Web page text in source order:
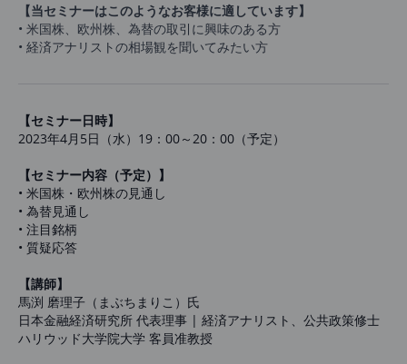
【当セミナーはこのようなお客様に適しています】
• 米国株、欧州株、為替の取引に興味のある方
• 経済アナリストの相場観を聞いてみたい方
【セミナー日時】
2023年4月5日（水）19：00～20：00（予定）
【セミナー内容（予定）】
• 米国株・欧州株の見通し
• 為替見通し
• 注目銘柄
• 質疑応答
【講師】
馬渕 磨理子（まぶちまりこ）氏
日本金融経済研究所 代表理事 | 経済アナリスト、公共政策修士
ハリウッド大学院大学 客員准教授